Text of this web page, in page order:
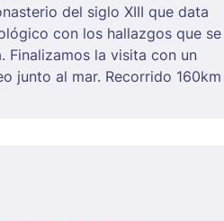
del siglo XIII que data
con los hallazgos que se
Finalizamos la visita con un
junto al mar. Recorrido 160km